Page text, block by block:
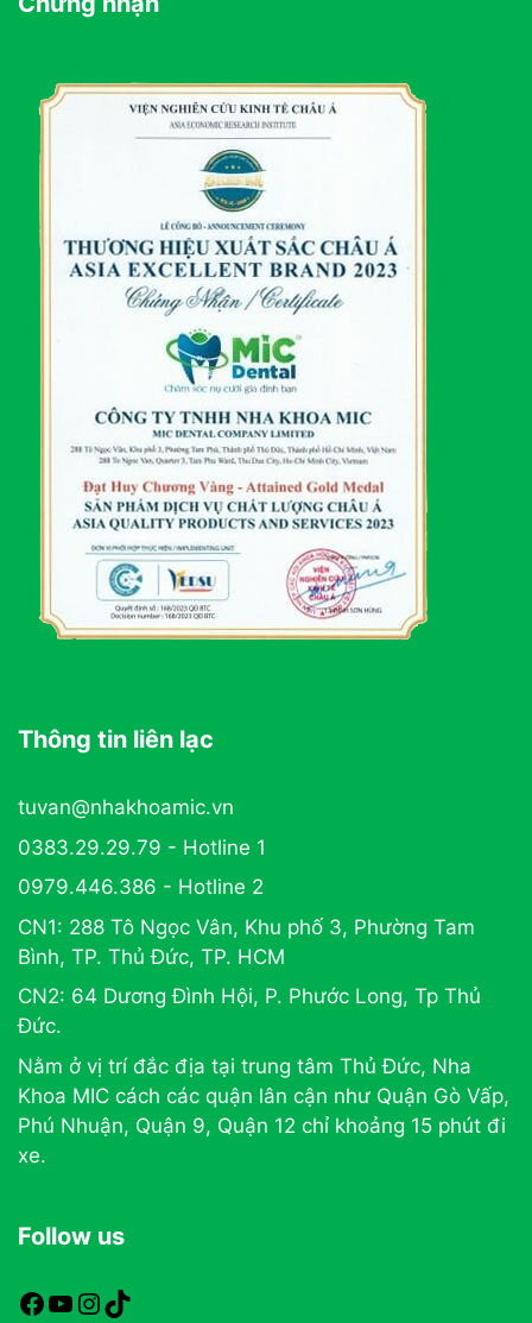
Thông tin liên lạc
tuvan@nhakhoamic.vn
0383.29.29.79 - Hotline 1
0979.446.386 - Hotline 2
CN1: 288 Tô Ngọc Vân, Khu phố 3, Phường Tam
Bình, TP. Thủ Đức, TP. HCM
CN2: 64 Dương Đình Hội, P. Phước Long, Tp Thủ
Đức.
Nằm ở vị trí đắc địa tại trung tâm Thủ Đức, Nha
Khoa MIC cách các quận lân cận như Quận Gò Vấp,
Phú Nhuận, Quận 9, Quận 12 chỉ khoảng 15 phút đi
xe.
Follow us
https://www.facebook.com/nhakhoamic
https://www.youtube.com
https://www.instagram.com